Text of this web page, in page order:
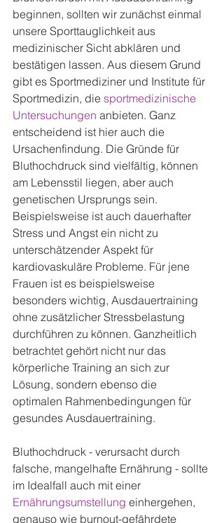
beginnen, sollten wir zunächst einmal
unsere Sporttauglichkeit aus
medizinischer Sicht abklären und
bestätigen lassen. Aus diesem Grund
gibt es Sportmediziner und Institute für
Sportmedizin, die sportmedizinische
Untersuchungen anbieten. Ganz
entscheidend ist hier auch die
Ursachenfindung. Die Gründe für
Bluthochdruck sind vielfältig, können
am Lebensstil liegen, aber auch
genetischen Ursprungs sein.
Beispielsweise ist auch dauerhafter
Stress und Angst ein nicht zu
unterschätzender Aspekt für
kardiovaskuläre Probleme. Für jene
Frauen ist es beispielsweise
besonders wichtig, Ausdauertraining
ohne zusätzlicher Stressbelastung
durchführen zu können. Ganzheitlich
betrachtet gehört nicht nur das
körperliche Training an sich zur
Lösung, sondern ebenso die
optimalen Rahmenbedingungen für
gesundes Ausdauertraining.
Bluthochdruck - verursacht durch
falsche, mangelhafte Ernährung - sollte
im Idealfall auch mit einer
Ernährungsumstellung einhergehen,
genauso wie burnout-gefährdete